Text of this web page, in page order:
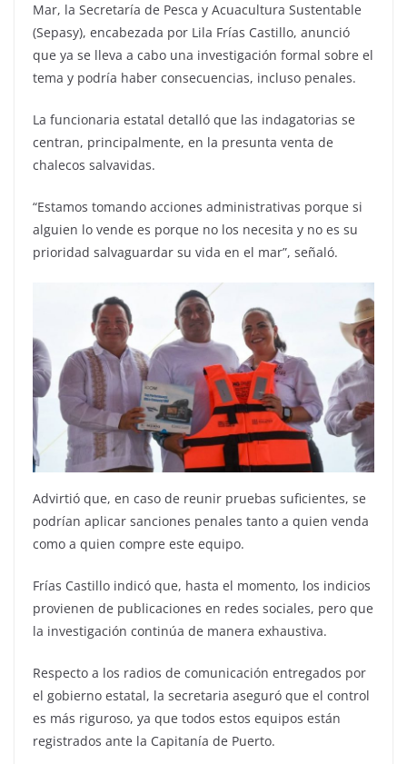
Mar, la Secretaría de Pesca y Acuacultura Sustentable
(Sepasy), encabezada por Lila Frías Castillo, anunció
que ya se lleva a cabo una investigación formal sobre el
tema y podría haber consecuencias, incluso penales.
La funcionaria estatal detalló que las indagatorias se
centran, principalmente, en la presunta venta de
chalecos salvavidas.
“Estamos tomando acciones administrativas porque si
alguien lo vende es porque no los necesita y no es su
prioridad salvaguardar su vida en el mar”, señaló.
Advirtió que, en caso de reunir pruebas suficientes, se
podrían aplicar sanciones penales tanto a quien venda
como a quien compre este equipo.
Frías Castillo indicó que, hasta el momento, los indicios
provienen de publicaciones en redes sociales, pero que
la investigación continúa de manera exhaustiva.
Respecto a los radios de comunicación entregados por
el gobierno estatal, la secretaria aseguró que el control
es más riguroso, ya que todos estos equipos están
registrados ante la Capitanía de Puerto.